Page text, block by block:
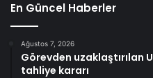
En Güncel Haberler
Ağustos 7, 2026
Görevden uzaklaştırılan
tahliye kararı